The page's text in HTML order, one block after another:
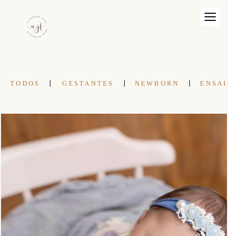
TODOS GESTANTES NEWBORN